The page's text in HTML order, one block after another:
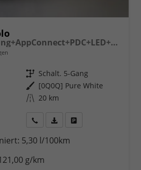
1.0 MPI Sitzheizung+AppConnect+PDC+LED+Touch+Lichtsensor+MultiLenkrad
Getriebe Schalt. 5-Gang
Außenfarbe [0Q0Q] Pure White
Kilometerstand 20 km
anfordern
Datei,
5,30 l/100km
g/km